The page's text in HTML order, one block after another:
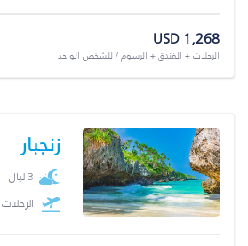
USD 1,268
الرحلات + الفندق + الرسوم / للشخص الواحد
زنجبار
3 ليال